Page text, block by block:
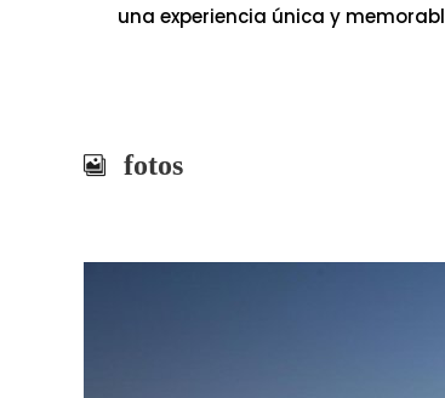
una experiencia única y
fotos